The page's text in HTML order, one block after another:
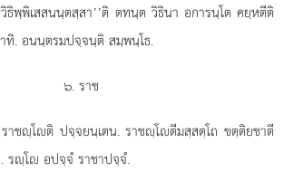
วิธิพฺพิเสสนนฺตสฺสา’’ติ ตทนฺต วิธินา อการนฺโต คยฺหตีติ
าทิ. อนนฺตรมปจฺจนฺติ สมฺพนฺโธ.
๖. ราช
าชฺโติ ปจฺจยนฺเตน. ราชฺโตีมสฺสตฺโถ ขตฺติยชาตี
รฺโ อปจฺจํ ราชาปจฺจํ.